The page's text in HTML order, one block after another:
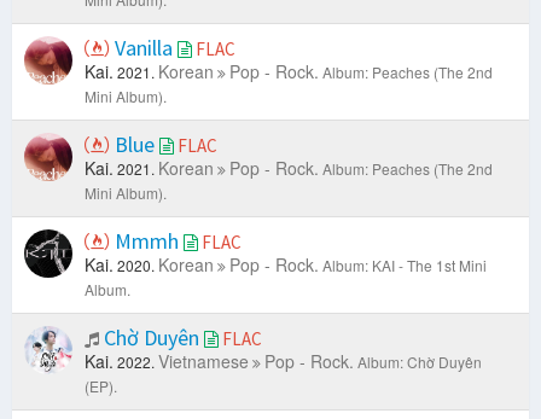
Vanilla FLAC
Kai. 2021. Korean Pop - Rock. Album: Peaches (The 2nd
Mini Album).
Blue FLAC
Kai. 2021. Korean Pop - Rock. Album: Peaches (The 2nd
Mini Album).
Mmmh FLAC
Kai. 2020. Korean Pop - Rock. Album: KAI - The 1st Mini
Album.
Chờ Duyên FLAC
Kai. 2022. Vietnamese Pop - Rock. Album: Chờ Duyên
(EP).